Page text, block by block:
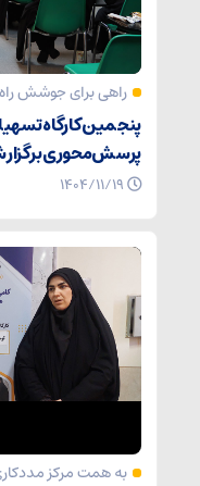
راهی برای جوشش
پنجمین کارگاه
پرسش‌محوری
به همت مرکز